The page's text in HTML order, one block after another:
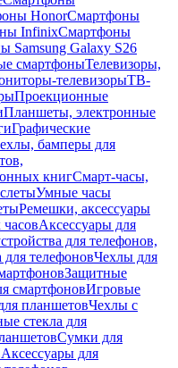
HonorСмартфоны
InfinixСмартфоны
Samsung Galaxy S26
смартфоныТелевизоры,
телевизорыТВ-
Проекционные
Планшеты, электронные
Графические
бамперы для
книгСмарт-часы,
Умные часы
Ремешки, аксессуары
Аксессуары для
для телефонов,
телефоновЧехлы для
Защитные
смартфоновИгровые
планшетовЧехлы с
стекла для
Сумки для
Аксессуары для